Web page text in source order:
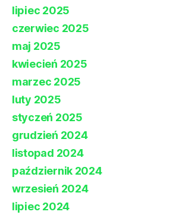
lipiec 2025
czerwiec 2025
maj 2025
kwiecień 2025
marzec 2025
luty 2025
styczeń 2025
grudzień 2024
listopad 2024
październik 2024
wrzesień 2024
lipiec 2024